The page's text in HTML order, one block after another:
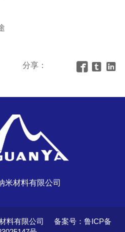
分享：   
米材料有限公司
料有限公司 备案号： 鲁ICP备